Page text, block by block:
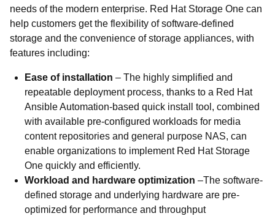
needs of the modern enterprise. Red Hat Storage One can
help customers get the flexibility of software-defined
storage and the convenience of storage appliances, with
features including:
Ease of installation – The highly simplified and
repeatable deployment process, thanks to a Red Hat
Ansible Automation-based quick install tool, combined
with available pre-configured workloads for media
content repositories and general purpose NAS, can
enable organizations to implement Red Hat Storage
One quickly and efficiently.
Workload and hardware optimization –The software-
defined storage and underlying hardware are pre-
optimized for performance and throughput